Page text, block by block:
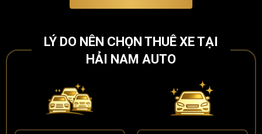
LÝ DO NÊN CHỌN THUÊ XE TẠI
HẢI NAM AUTO